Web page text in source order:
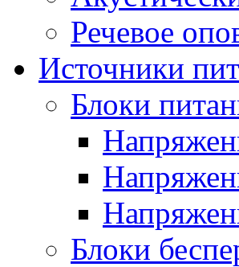
Речевое
Источники
Блоки
Блоки